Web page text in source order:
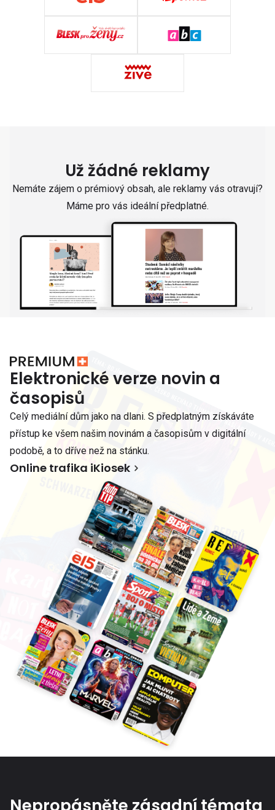
Už žádné reklamy
Nemáte zájem o prémiový obsah, ale reklamy vás otravují?
Máme pro vás ideální předplatné.
Elektronické verze novin a
časopisů
Celý mediální dům jako na dlani. S předplatným získáváte
přístup ke všem našim novinám a časopisům v digitální
podobě, a to dříve než na stánku.
Online trafika iKiosek